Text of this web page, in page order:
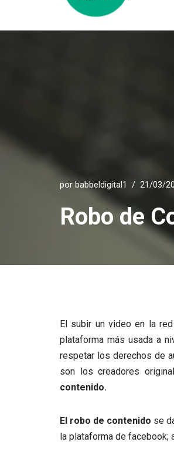
por babbeldigital1 21/03/
Robo de
El subir un video en la
plataforma más usada a
respetar los derechos de
son los creadores
contenido.
El robo de contenido se
la plataforma de facebook;